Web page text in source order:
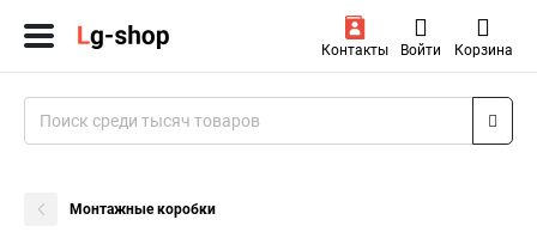
Контакты Войти Корзина
Монтажные коробки